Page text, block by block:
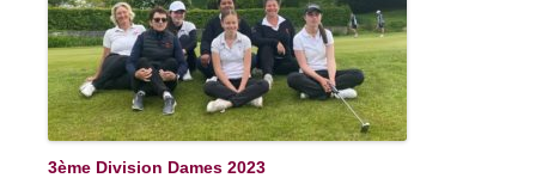
3ème Division Dames 2023